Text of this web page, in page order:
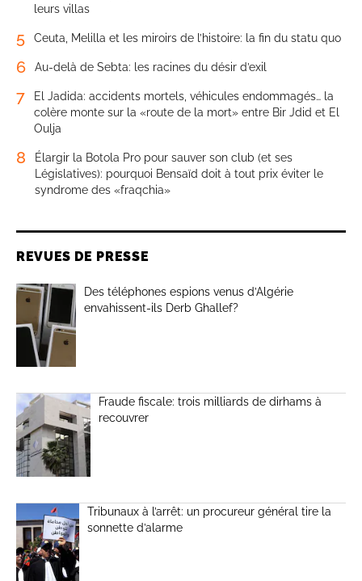
leurs villas
5 Ceuta, Melilla et les miroirs de l’histoire: la fin du statu quo
6 Au-delà de Sebta: les racines du désir d’exil
7
El Jadida: accidents mortels, véhicules endommagés… la
colère monte sur la «route de la mort» entre Bir Jdid et El
Oulja
8
Élargir la Botola Pro pour sauver son club (et ses
Législatives): pourquoi Bensaïd doit à tout prix éviter le
syndrome des «fraqchia»
REVUES DE PRESSE
Des téléphones espions venus d’Algérie
envahissent-ils Derb Ghallef?
Fraude fiscale: trois milliards de dirhams à
recouvrer
Tribunaux à l’arrêt: un procureur général tire la
sonnette d’alarme